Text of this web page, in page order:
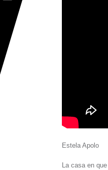
Estela Apolo
La casa en